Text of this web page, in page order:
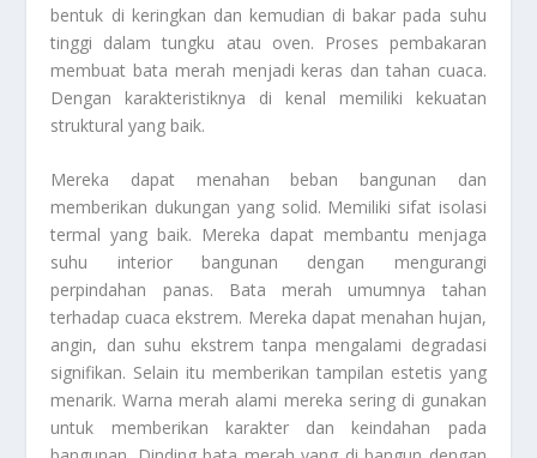
bentuk di keringkan dan kemudian di bakar pada suhu
tinggi dalam tungku atau oven. Proses pembakaran
membuat bata merah menjadi keras dan tahan cuaca.
Dengan karakteristiknya di kenal memiliki kekuatan
struktural yang baik.
Mereka dapat menahan beban bangunan dan
memberikan dukungan yang solid. Memiliki sifat isolasi
termal yang baik. Mereka dapat membantu menjaga
suhu interior bangunan dengan mengurangi
perpindahan panas. Bata merah umumnya tahan
terhadap cuaca ekstrem. Mereka dapat menahan hujan,
angin, dan suhu ekstrem tanpa mengalami degradasi
signifikan. Selain itu memberikan tampilan estetis yang
menarik. Warna merah alami mereka sering di gunakan
untuk memberikan karakter dan keindahan pada